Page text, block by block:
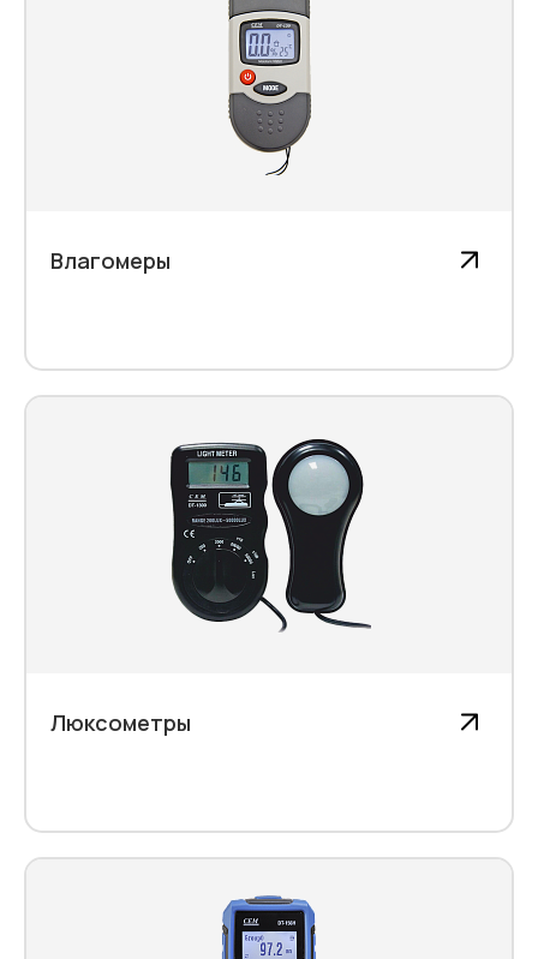
Влагомеры
Люксометры